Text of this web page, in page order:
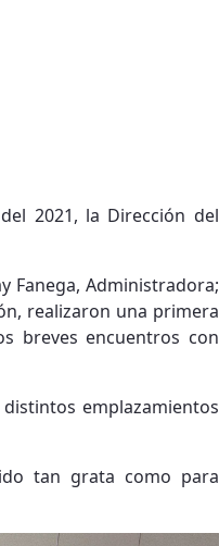
2021, la Dirección del
Fanega, Administradora;
realizaron una primera
breves encuentros con
emplazamientos
tan grata como para